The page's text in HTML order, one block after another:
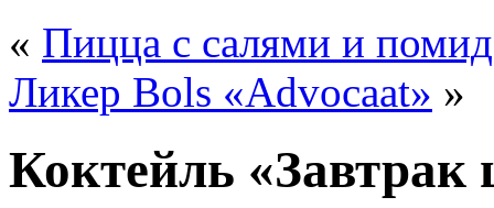
« Пицца с салями и
Ликер Bols «Advocaat» »
Коктейль «Завтрак